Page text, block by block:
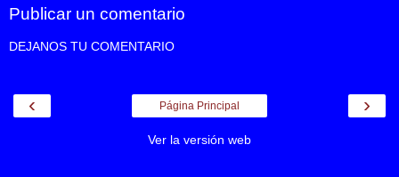
Publicar un comentario
DEJANOS TU COMENTARIO
‹ ›
Página Principal
Ver la versión web